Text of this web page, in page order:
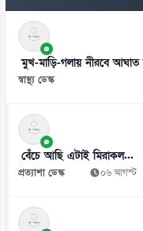
৭
চার বিভাগ ও মন্ত্রণালয়ে
০৬ আগস্ট
৮
স্কুলে ভর্তিতে প্রথম শ্রেণি
পরীক্ষা
০৬ আগস্ট
দরপত্র ছাড়াই বিআরটিসির
মুখ-মাড়ি-গলায় নীরবে আঘাত
স্বাস্থ্য ডেস্ক
বেঁচে আছি এটাই মিরাকল...
প্রত্যাশা ডেস্ক ০৬ আগস্ট